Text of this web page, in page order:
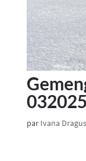
par Ivana